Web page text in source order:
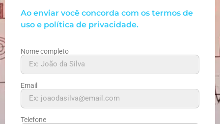
Ao enviar você concorda com os termos de
uso e política de privacidade.
Nome completo
Email
Telefone